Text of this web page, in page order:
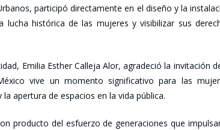
participó directamente en el diseño y la
histórica de las mujeres y visibilizar sus
Emilia Esther Calleja Alor, agradeció la invitación
vive un momento significativo para las
apertura de espacios en la vida pública.
producto del esfuerzo de generaciones que